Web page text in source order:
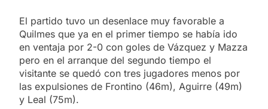
El partido tuvo un desenlace muy favorable a
Quilmes que ya en el primer tiempo se había ido
en ventaja por 2-0 con goles de Vázquez y Mazza
pero en el arranque del segundo tiempo el
visitante se quedó con tres jugadores menos por
las expulsiones de Frontino (46m), Aguirre (49m)
y Leal (75m).